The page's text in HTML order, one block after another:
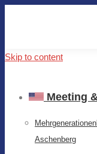
Skip to content
Meeting
Aschenberg